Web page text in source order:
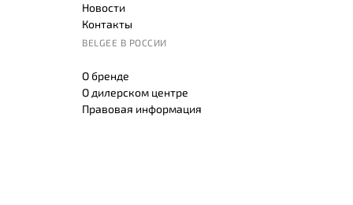
Новости
Контакты
BELGEE В РОССИИ
О бренде
О дилерском центре
Правовая информация